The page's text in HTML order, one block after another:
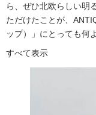
ら、ぜひ北欧らしい明
ただけたことが、
ップ）」にとっても何
すべて表示